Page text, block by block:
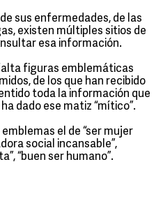
sus enfermedades, de las
existen múltiples sitios de
esa información.
figuras emblemáticas
de los que han recibido
toda la información que
dado ese matiz “mítico”.
el de “ser mujer
social incansable”,
“buen ser humano”.